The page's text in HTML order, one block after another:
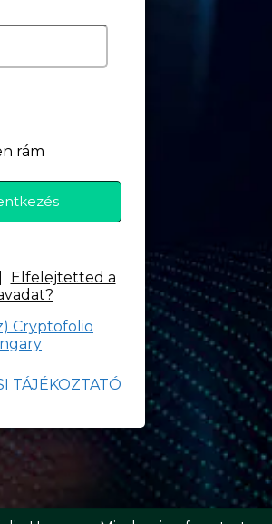
rám
Elfelejtetted a
Cryptofolio
TÁJÉKOZTATÓ